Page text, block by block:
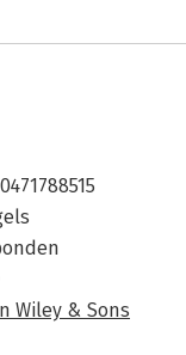
Wiley & Sons